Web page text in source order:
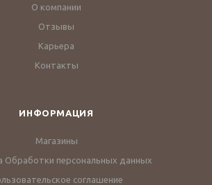
О компании
Отзывы
Карьера
Контакты
ИНФОРМАЦИЯ
Магазины
Обработки персональных данных
соглашение